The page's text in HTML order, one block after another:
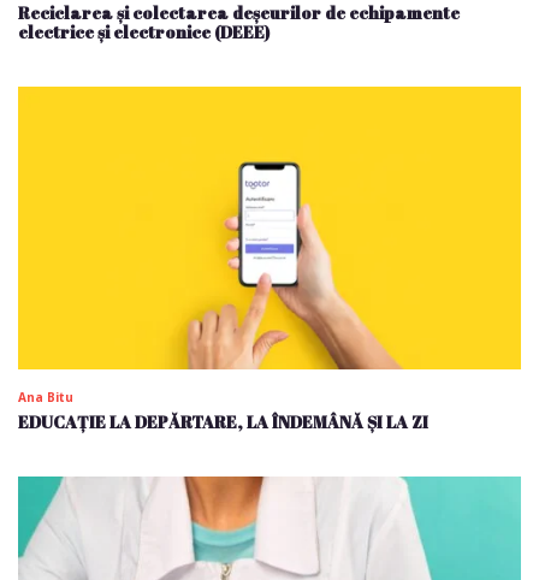
Reciclarea și colectarea deșeurilor de echipamente
electrice și electronice (DEEE)
Ana Bitu
EDUCAȚIE LA DEPĂRTARE, LA ÎNDEMÂNĂ ȘI LA ZI